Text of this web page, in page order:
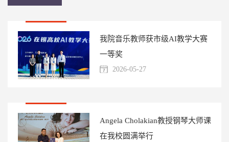
我院音乐教师获市级AI教学大赛
一等奖
2026-05-27
Angela Cholakian教授钢琴大师课
在我校圆满举行